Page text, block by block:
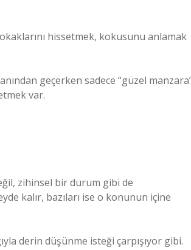
hissetmek, kokusunu anlamak
geçerken sadece “güzel
var.
zihinsel bir durum gibi de
kalır, bazıları ise o konunun içine
derin düşünme isteği çarpışıyor gibi.